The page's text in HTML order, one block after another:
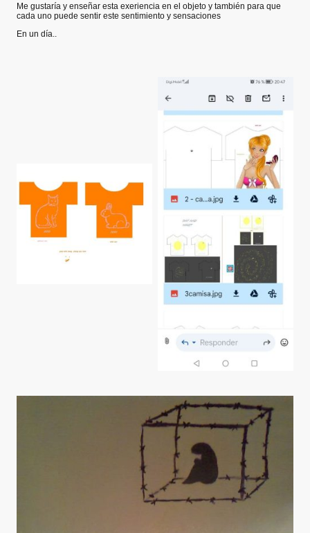
Me gustaría y enseñar esta exeriencia en el objeto y también para que
cada uno puede sentir este sentimiento y sensaciones
En un día..